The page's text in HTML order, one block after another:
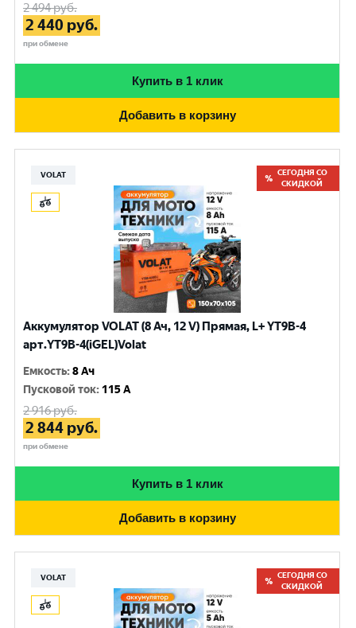
2 494руб.
2 440 руб.
при обмене
Купить в 1 клик
Добавить в корзину
VOLAT
СЕГОДНЯ СО
СКИДКОЙ
Аккумулятор VOLAT (8 Ач, 12 V) Прямая, L+ YT9B-4
арт.YT9B-4(iGEL)Volat
Емкость:8 Ач
Пусковой ток: 115 A
2 916руб.
2 844 руб.
при обмене
Купить в 1 клик
Добавить в корзину
VOLAT
СЕГОДНЯ СО
СКИДКОЙ